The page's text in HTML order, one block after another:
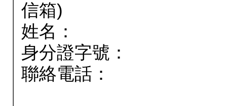
信箱)
姓名：
身分證字號：
聯絡電話：